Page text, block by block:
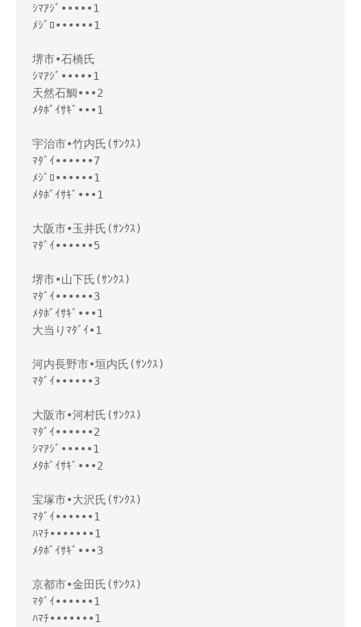
ｼﾏｱｼﾞ•••••1
ﾒｼﾞﾛ••••••1
堺市•石橋氏
ｼﾏｱｼﾞ•••••1
天然石鯛•••2
ﾒﾀﾎﾞｲｻｷﾞ•••1
宇治市•竹内氏(ｻﾝｸｽ)
ﾏﾀﾞｲ••••••7
ﾒｼﾞﾛ••••••1
ﾒﾀﾎﾞｲｻｷﾞ•••1
大阪市•玉井氏(ｻﾝｸｽ)
ﾏﾀﾞｲ••••••5
堺市•山下氏(ｻﾝｸｽ)
ﾏﾀﾞｲ••••••3
ﾒﾀﾎﾞｲｻｷﾞ•••1
大当りﾏﾀﾞｲ•1
河内長野市•垣内氏(ｻﾝｸｽ)
ﾏﾀﾞｲ••••••3
大阪市•河村氏(ｻﾝｸｽ)
ﾏﾀﾞｲ••••••2
ｼﾏｱｼﾞ•••••1
ﾒﾀﾎﾞｲｻｷﾞ•••2
宝塚市•大沢氏(ｻﾝｸｽ)
ﾏﾀﾞｲ••••••1
ﾊﾏﾁ•••••••1
ﾒﾀﾎﾞｲｻｷﾞ•••3
京都市•金田氏(ｻﾝｸｽ)
ﾏﾀﾞｲ••••••1
ﾊﾏﾁ•••••••1